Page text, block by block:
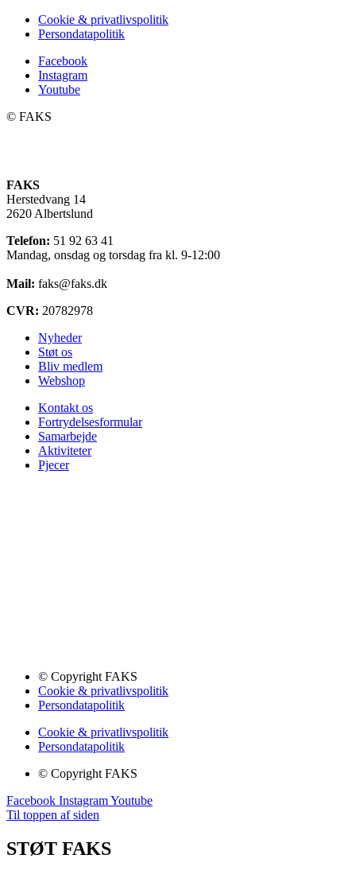
Cookie & privatlivspolitik
Persondatapolitik
Facebook
Instagram
Youtube
©️ FAKS
FAKS
Herstedvang 14
2620 Albertslund
Telefon: 51 92 63 41
Mandag, onsdag og torsdag fra kl. 9-12:00
Mail: faks@faks.dk
CVR: 20782978
Nyheder
Støt os
Bliv medlem
Webshop
Kontakt os
Fortrydelsesformular
Samarbejde
Aktiviteter
Pjecer
© Copyright FAKS
Cookie & privatlivspolitik
Persondatapolitik
Cookie & privatlivspolitik
Persondatapolitik
© Copyright FAKS
Facebook InstagramYoutube
Til toppen af siden
STØT FAKS